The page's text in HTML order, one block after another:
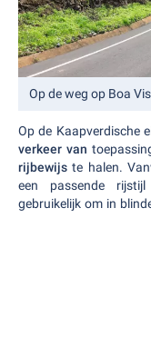
Op de weg op Boa
Op de Kaapverdische
verkeer van
rijbewijs te halen.
een passende
gebruikelijk om in